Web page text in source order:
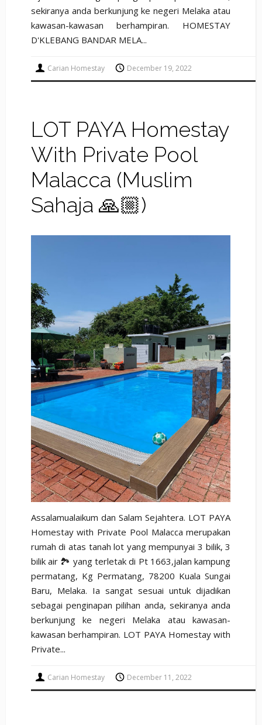
sekiranya anda berkunjung ke negeri Melaka atau
kawasan-kawasan berhampiran. HOMESTAY
D'KLEBANG BANDAR MELA...
Carian Homestay December 19, 2022
LOT PAYA Homestay
With Private Pool
Malacca (Muslim
Sahaja 🙏🏼)
Assalamualaikum dan Salam Sejahtera. LOT PAYA
Homestay with Private Pool Malacca merupakan
rumah di atas tanah lot yang mempunyai 3 bilik, 3
bilik air 🏞️ yang terletak di Pt 1663,jalan kampung
permatang, Kg Permatang, 78200 Kuala Sungai
Baru, Melaka. Ia sangat sesuai untuk dijadikan
sebagai penginapan pilihan anda, sekiranya anda
berkunjung ke negeri Melaka atau kawasan-
kawasan berhampiran. LOT PAYA Homestay with
Private...
Carian Homestay December 11, 2022